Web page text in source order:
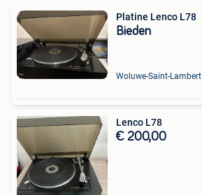
Platine Lenco L78
Bieden
Woluwe-Saint-Lambert
Lenco L78
€ 200,00